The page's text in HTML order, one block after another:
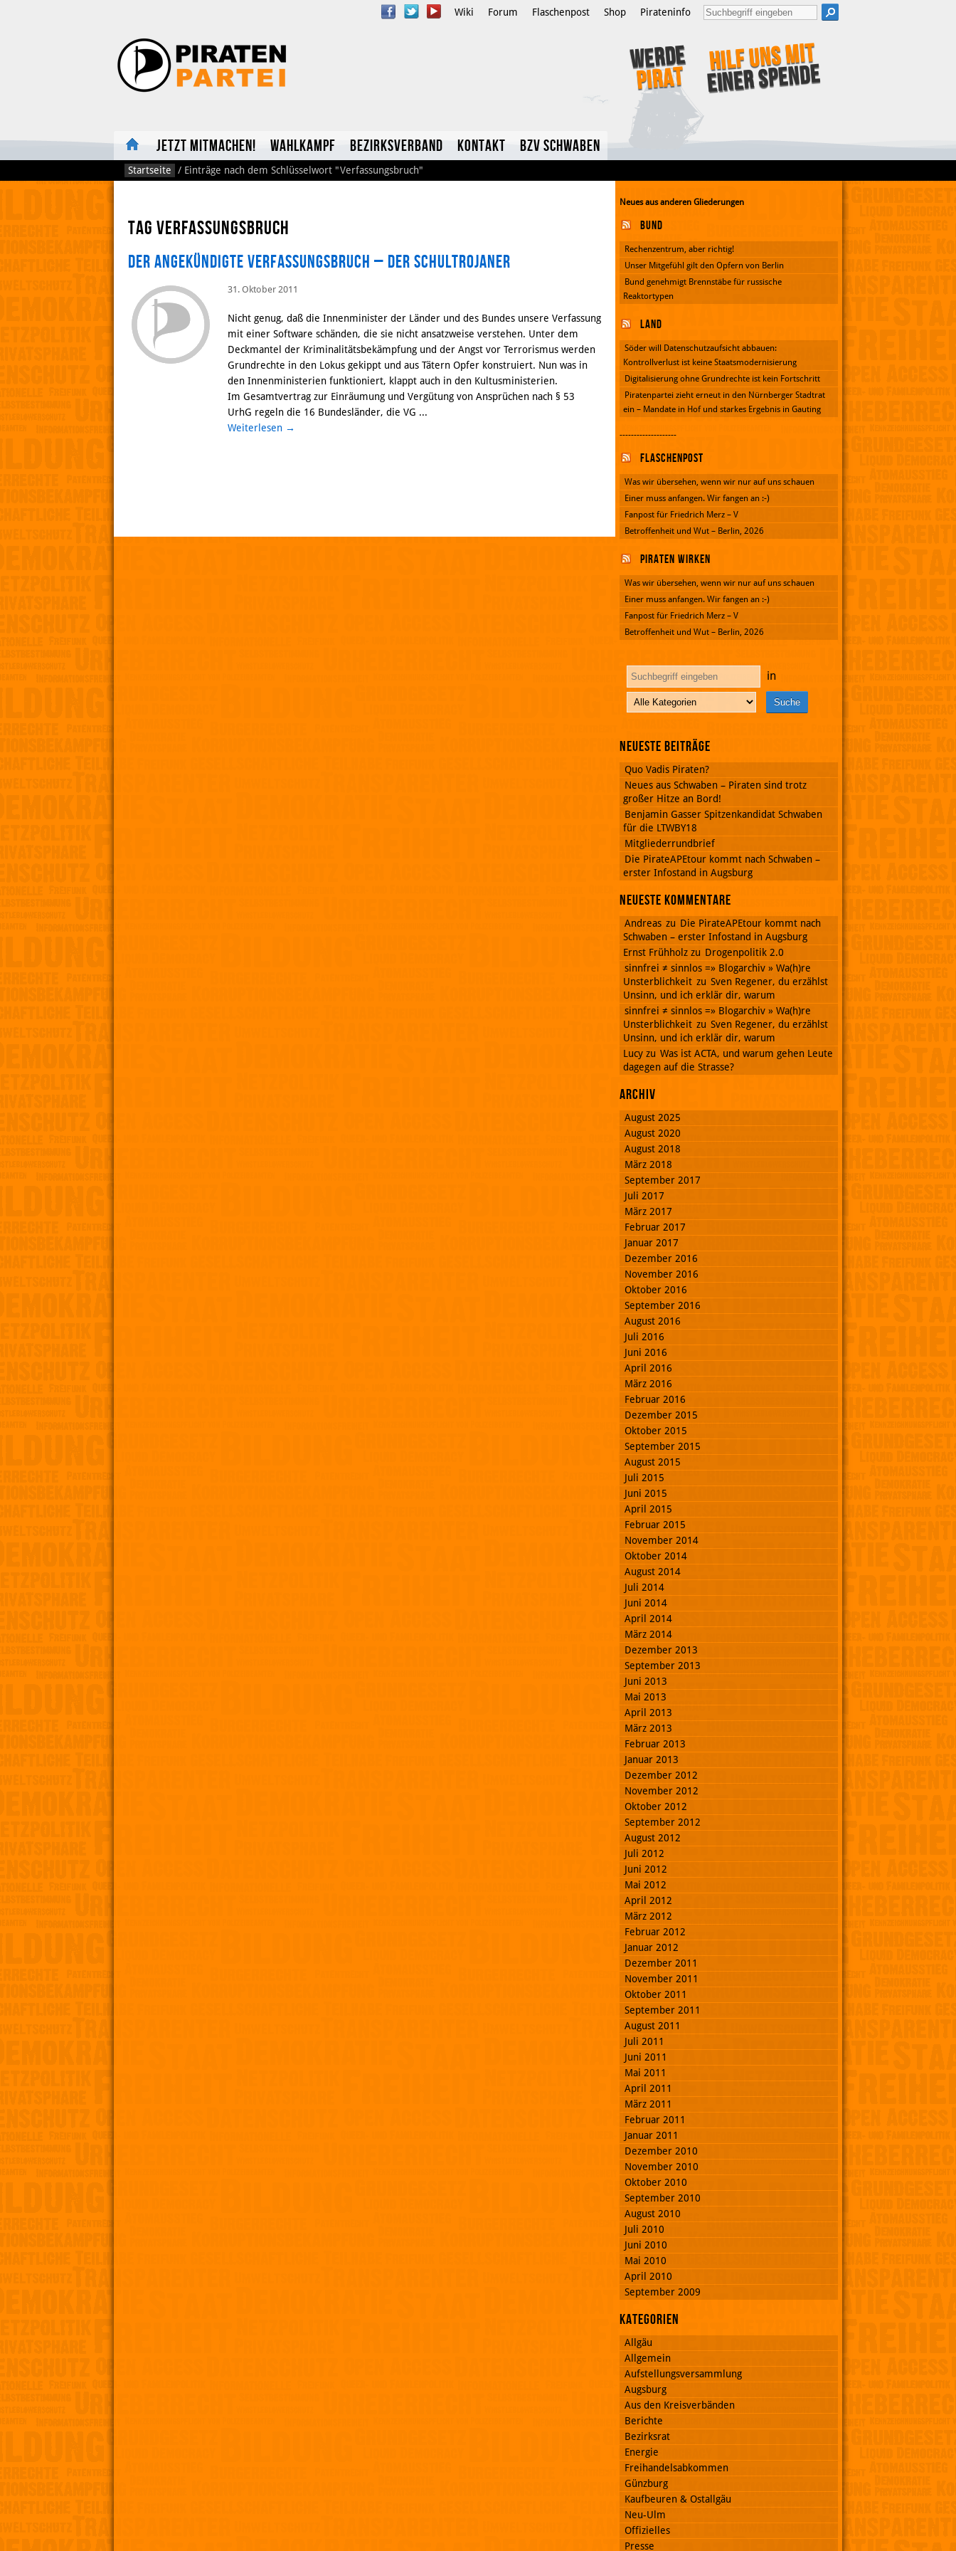
YouTube
Wiki Forum Flaschenpost Shop Pirateninfo
Werde
Pirat
Hilf uns mit
einer Spende
Jetzt mitmachen! Wahlkampf Bezirksverband Kontakt BzV Schwaben
Startseite / Einträge nach dem Schlüsselwort "Verfassungsbruch"
Tag Verfassungsbruch
Der angekündigte Verfassungsbruch – der Schultrojaner
31. Oktober 2011
Nicht genug, daß die Innenminister der Länder und des Bundes unsere Verfassung
mit einer Software schänden, die sie nicht ansatzweise verstehen. Unter dem
Deckmantel der Kriminalitätsbekämpfung und der Angst vor Terrorismus werden
Grundrechte in den Lokus gekippt und aus Tätern Opfer konstruiert. Nun was in
den Innenministerien funktioniert, klappt auch in den Kultusministerien.
Im Gesamtvertrag zur Einräumung und Vergütung von Ansprüchen nach § 53
UrhG regeln die 16 Bundesländer, die VG ...
Weiterlesen →
Neues aus anderen Gliederungen
Bund
Rechenzentrum, aber richtig!
Unser Mitgefühl gilt den Opfern von Berlin
Bund genehmigt Brennstäbe für russische
Reaktortypen
Land
Söder will Datenschutzaufsicht abbauen:
Kontrollverlust ist keine Staatsmodernisierung
Digitalisierung ohne Grundrechte ist kein Fortschritt
Piratenpartei zieht erneut in den Nürnberger Stadtrat
ein – Mandate in Hof und starkes Ergebnis in Gauting
--------------------
Flaschenpost
Was wir übersehen, wenn wir nur auf uns schauen
Einer muss anfangen. Wir fangen an :-)
Fanpost für Friedrich Merz – V
Betroffenheit und Wut – Berlin, 2026
Piraten wirken
Was wir übersehen, wenn wir nur auf uns schauen
Einer muss anfangen. Wir fangen an :-)
Fanpost für Friedrich Merz – V
Betroffenheit und Wut – Berlin, 2026
in
Neueste Beiträge
Quo Vadis Piraten?
Neues aus Schwaben – Piraten sind trotz
großer Hitze an Bord!
Benjamin Gasser Spitzenkandidat Schwaben
für die LTWBY18
Mitgliederrundbrief
Die PirateAPEtour kommt nach Schwaben –
erster Infostand in Augsburg
Neueste Kommentare
Andreas zu Die PirateAPEtour kommt nach
Schwaben – erster Infostand in Augsburg
Ernst Frühholz zu Drogenpolitik 2.0
sinnfrei ≠ sinnlos =» Blogarchiv » Wa(h)re
Unsterblichkeit zu Sven Regener, du erzählst
Unsinn, und ich erklär dir, warum
sinnfrei ≠ sinnlos =» Blogarchiv » Wa(h)re
Unsterblichkeit zu Sven Regener, du erzählst
Unsinn, und ich erklär dir, warum
Lucy zu Was ist ACTA, und warum gehen Leute
dagegen auf die Strasse?
Archiv
August 2025
August 2020
August 2018
März 2018
September 2017
Juli 2017
März 2017
Februar 2017
Januar 2017
Dezember 2016
November 2016
Oktober 2016
September 2016
August 2016
Juli 2016
Juni 2016
April 2016
März 2016
Februar 2016
Dezember 2015
Oktober 2015
September 2015
August 2015
Juli 2015
Juni 2015
April 2015
Februar 2015
November 2014
Oktober 2014
August 2014
Juli 2014
Juni 2014
April 2014
März 2014
Dezember 2013
September 2013
Juni 2013
Mai 2013
April 2013
März 2013
Februar 2013
Januar 2013
Dezember 2012
November 2012
Oktober 2012
September 2012
August 2012
Juli 2012
Juni 2012
Mai 2012
April 2012
März 2012
Februar 2012
Januar 2012
Dezember 2011
November 2011
Oktober 2011
September 2011
August 2011
Juli 2011
Juni 2011
Mai 2011
April 2011
März 2011
Februar 2011
Januar 2011
Dezember 2010
November 2010
Oktober 2010
September 2010
August 2010
Juli 2010
Juni 2010
Mai 2010
April 2010
September 2009
Kategorien
Allgäu
Allgemein
Aufstellungsversammlung
Augsburg
Aus den Kreisverbänden
Berichte
Bezirksrat
Energie
Freihandelsabkommen
Günzburg
Kaufbeuren & Ostallgäu
Neu-Ulm
Offizielles
Presse